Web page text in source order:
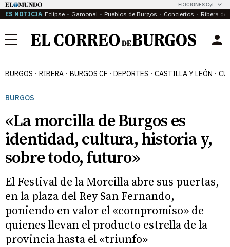
EDICIONES CyL
ES NOTICIA Eclipse Gamonal Pueblos de Burgos Conciertos Ribera del
Menú
BURGOS RIBERA BURGOS CF DEPORTES CASTILLA Y LEÓN
BURGOS
«La morcilla de Burgos es
identidad, cultura, historia y,
sobre todo, futuro»
El Festival de la Morcilla abre sus puertas,
en la plaza del Rey San Fernando,
poniendo en valor el «compromiso» de
quienes llevan el producto estrella de la
provincia hasta el «triunfo»